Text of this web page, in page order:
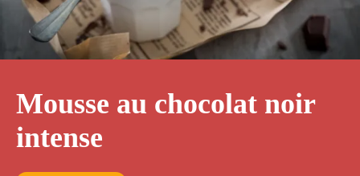
Mousse au chocolat noir
intense